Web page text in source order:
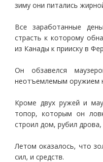
зиму они питались
Все заработанные
страсть к которому
из Канады к прииску в
Он обзавелся
неотъемлемым оружием
Кроме двух ружей и
топор, которым он
строил дом, рубил
Летом оказалось, что
сил, и средств.